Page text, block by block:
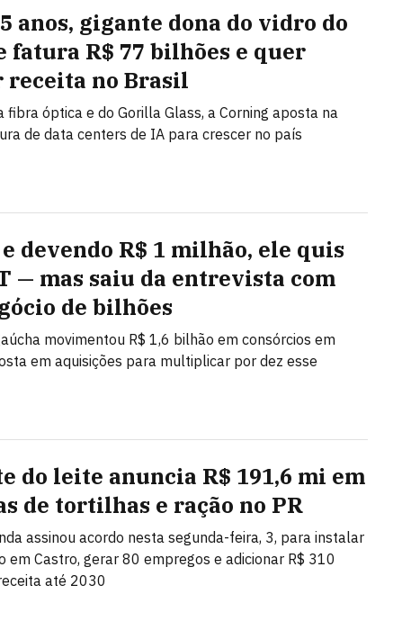
anos, gigante dona do vidro do
fatura R$ 77 bilhões e quer
receita no Brasil
fibra óptica e do Gorilla Glass, a Corning aposta na
de data centers de IA para crescer no país
devendo R$ 1 milhão, ele quis
— mas saiu da entrevista com
de bilhões
movimentou R$ 1,6 bilhão em consórcios em
em aquisições para multiplicar por dez esse
do leite anuncia R$ 191,6 mi em
de tortilhas e ração no PR
assinou acordo nesta segunda-feira, 3, para instalar
em Castro, gerar 80 empregos e adicionar R$ 310
até 2030